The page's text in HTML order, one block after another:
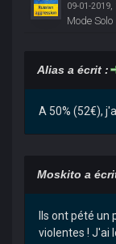
09-01-2019,
Mode Solo
Alias a écrit :
A 50% (52€),
Moskito a
Ils ont pété
violentes ! J'ai